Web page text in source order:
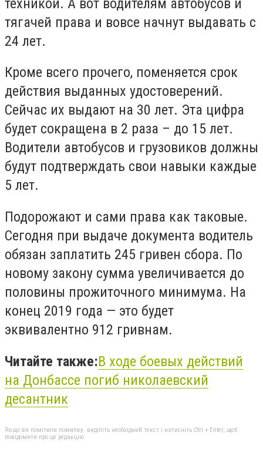
техникой. А вот водителям автобусов и
тягачей права и вовсе начнут выдавать с
24 лет.
Кроме всего прочего, поменяется срок
действия выданных удостоверений.
Сейчас их выдают на 30 лет. Эта цифра
будет сокращена в 2 раза – до 15 лет.
Водители автобусов и грузовиков должны
будут подтверждать свои навыки каждые
5 лет.
Подорожают и сами права как таковые.
Сегодня при выдаче документа водитель
обязан заплатить 245 гривен сбора. По
новому закону сумма увеличивается до
половины прожиточного минимума. На
конец 2019 года — это будет
эквивалентно 912 гривнам.
Читайте также:В ходе боевых действий
на Донбассе погиб николаевский
десантник
Якщо ви помітили помилку, виділіть необхідний текст і натисніть Ctrl + Enter, щоб
повідомити про це редакцію